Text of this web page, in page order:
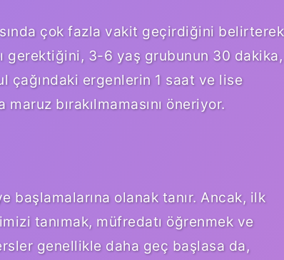
çok fazla vakit geçirdiğini
gerektiğini, 3-6 yaş grubunun 30 dakika,
çağındaki ergenlerin 1 saat ve lise
bırakılmamasını öneriyor.
başlamalarına olanak tanır. Ancak, ilk
tanımak, müfredatı öğrenmek ve
genellikle daha geç başlasa da,